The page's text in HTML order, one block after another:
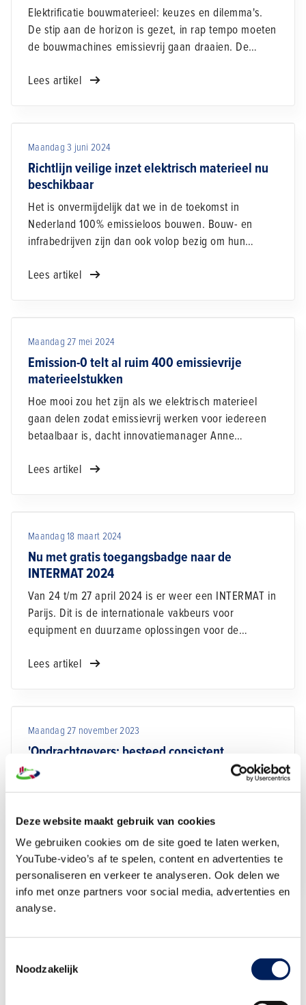
Deze website maakt gebruik van cookies
We gebruiken cookies om de site goed te laten werken,
YouTube-video’s af te spelen, content en advertenties te
personaliseren en verkeer te analyseren. Ook delen we
info met onze partners voor social media, advertenties en
analyse.
Noodzakelijk
Elektrificatie bouwmaterieel: keuzes en dilemma's.
De stip aan de horizon is gezet, in rap tempo moeten
de bouwmachines emissievrij gaan draaien. De
vloot' van Heijmans. "We hebben onderaannemers
Lees artikel
Maandag 3 juni 2024
Richtlijn veilige inzet elektrisch materieel nu
beschikbaar
Het is onvermijdelijk dat we in de toekomst in
Nederland 100% emissieloos bouwen. Bouw- en
infrabedrijven zijn dan ook volop bezig om hun
regelgeving nog ontbreekt, heeft Bouwend
uitsluiten en goede afspraken maken over de
beheersmaatregelen.
Lees artikel
Maandag 27 mei 2024
Emission-0 telt al ruim 400 emissievrije
materieelstukken
Hoe mooi zou het zijn als we elektrisch materieel
gaan delen zodat emissievrij werken voor iedereen
betaalbaar is, dacht innovatiemanager Anne
deelplatform Emission-0 een feit. Hier kan je
Van Oord is Dura Vermeer óók bezig om een landelijk
dekkend netwerk van laadpleinen voor de bouw uit
te rollen.
Lees artikel
Maandag 18 maart 2024
Nu met gratis toegangsbadge naar de
INTERMAT 2024
Van 24 t/m 27 april 2024 is er weer een INTERMAT in
Parijs. Dit is de internationale vakbeurs voor
equipment en duurzame oplossingen voor de
presenteren er hun nieuwste machines en
Lees artikel
Maandag 27 november 2023
'Opdrachtgevers: besteed consistent
emissieloos aan'
Het hoogwaterbeschermingsprogramma is bezig met
dijkversterkingsoperatie sinds de Deltawerken. In
2050 moeten alle dijken voldoen aan de
waterveiligheidsnormen. De dijkversterkingsprojecten
worden aanbesteed met een ingroeimodel voor
schoon en emissieloos bouwen. Adviseur
duurzaamheid Jan Baltissen roept andere
Lees artikel